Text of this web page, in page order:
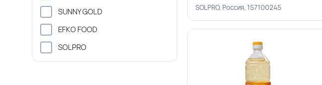
SUNNY GOLD
EFKO FOOD
SOLPRO
SOLPRO, Россия, 157100245